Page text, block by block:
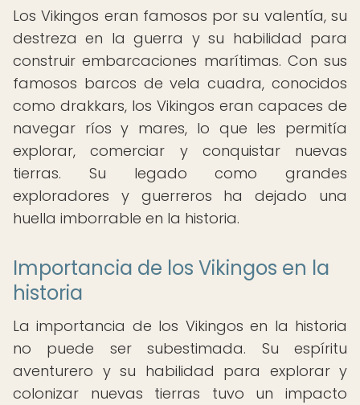
Los Vikingos eran famosos por su valentía, su
destreza en la guerra y su habilidad para
construir embarcaciones marítimas. Con sus
famosos barcos de vela cuadra, conocidos
como drakkars, los Vikingos eran capaces de
navegar ríos y mares, lo que les permitía
explorar, comerciar y conquistar nuevas
tierras. Su legado como grandes
exploradores y guerreros ha dejado una
huella imborrable en la historia.
Importancia de los Vikingos en la
historia
La importancia de los Vikingos en la historia
no puede ser subestimada. Su espíritu
aventurero y su habilidad para explorar y
colonizar nuevas tierras tuvo un impacto